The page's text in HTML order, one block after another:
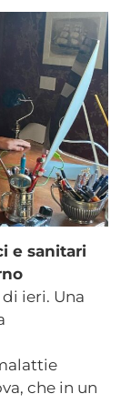
e sanitari
ieri. Una
che in un